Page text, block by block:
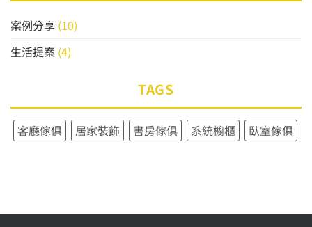
案例分享 (10)
生活提案 (4)
TAGS
客廳傢俱 居家裝飾 書房傢俱 系統櫥櫃 臥室傢俱